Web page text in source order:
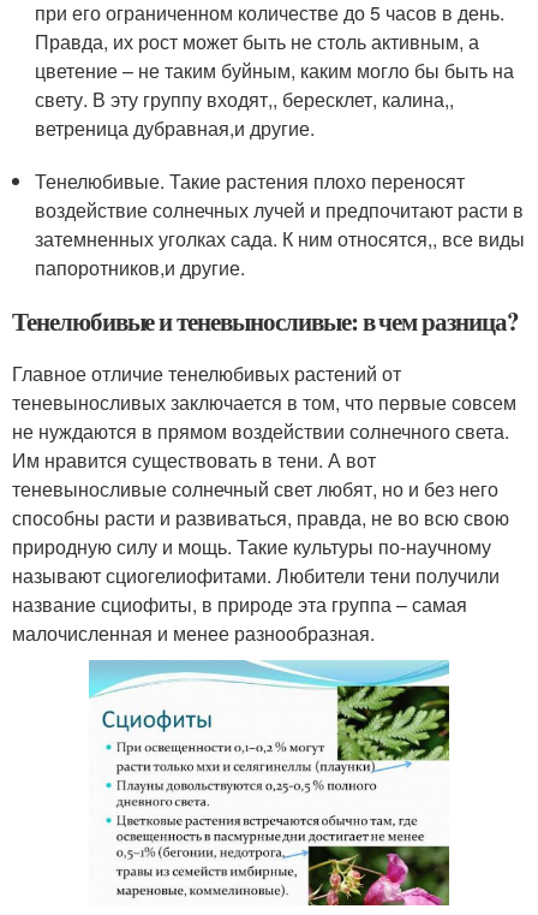
при его ограниченном количестве до 5 часов в день.
Правда, их рост может быть не столь активным, а
цветение – не таким буйным, каким могло бы быть на
свету. В эту группу входят,, бересклет, калина,,
ветреница дубравная,и другие.
Тенелюбивые. Такие растения плохо переносят
воздействие солнечных лучей и предпочитают расти в
затемненных уголках сада. К ним относятся,, все виды
папоротников,и другие.
Тенелюбивые и теневыносливые: в чем разница?
Главное отличие тенелюбивых растений от
теневыносливых заключается в том, что первые совсем
не нуждаются в прямом воздействии солнечного света.
Им нравится существовать в тени. А вот
теневыносливые солнечный свет любят, но и без него
способны расти и развиваться, правда, не во всю свою
природную силу и мощь. Такие культуры по-научному
называют сциогелиофитами. Любители тени получили
название сциофиты, в природе эта группа – самая
малочисленная и менее разнообразная.